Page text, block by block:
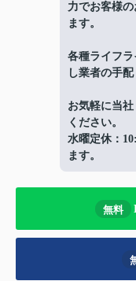
力でお客様
ます。
各種ライフ
し業者の手
お気軽に当
ください。
水曜定休：
ます。
無料